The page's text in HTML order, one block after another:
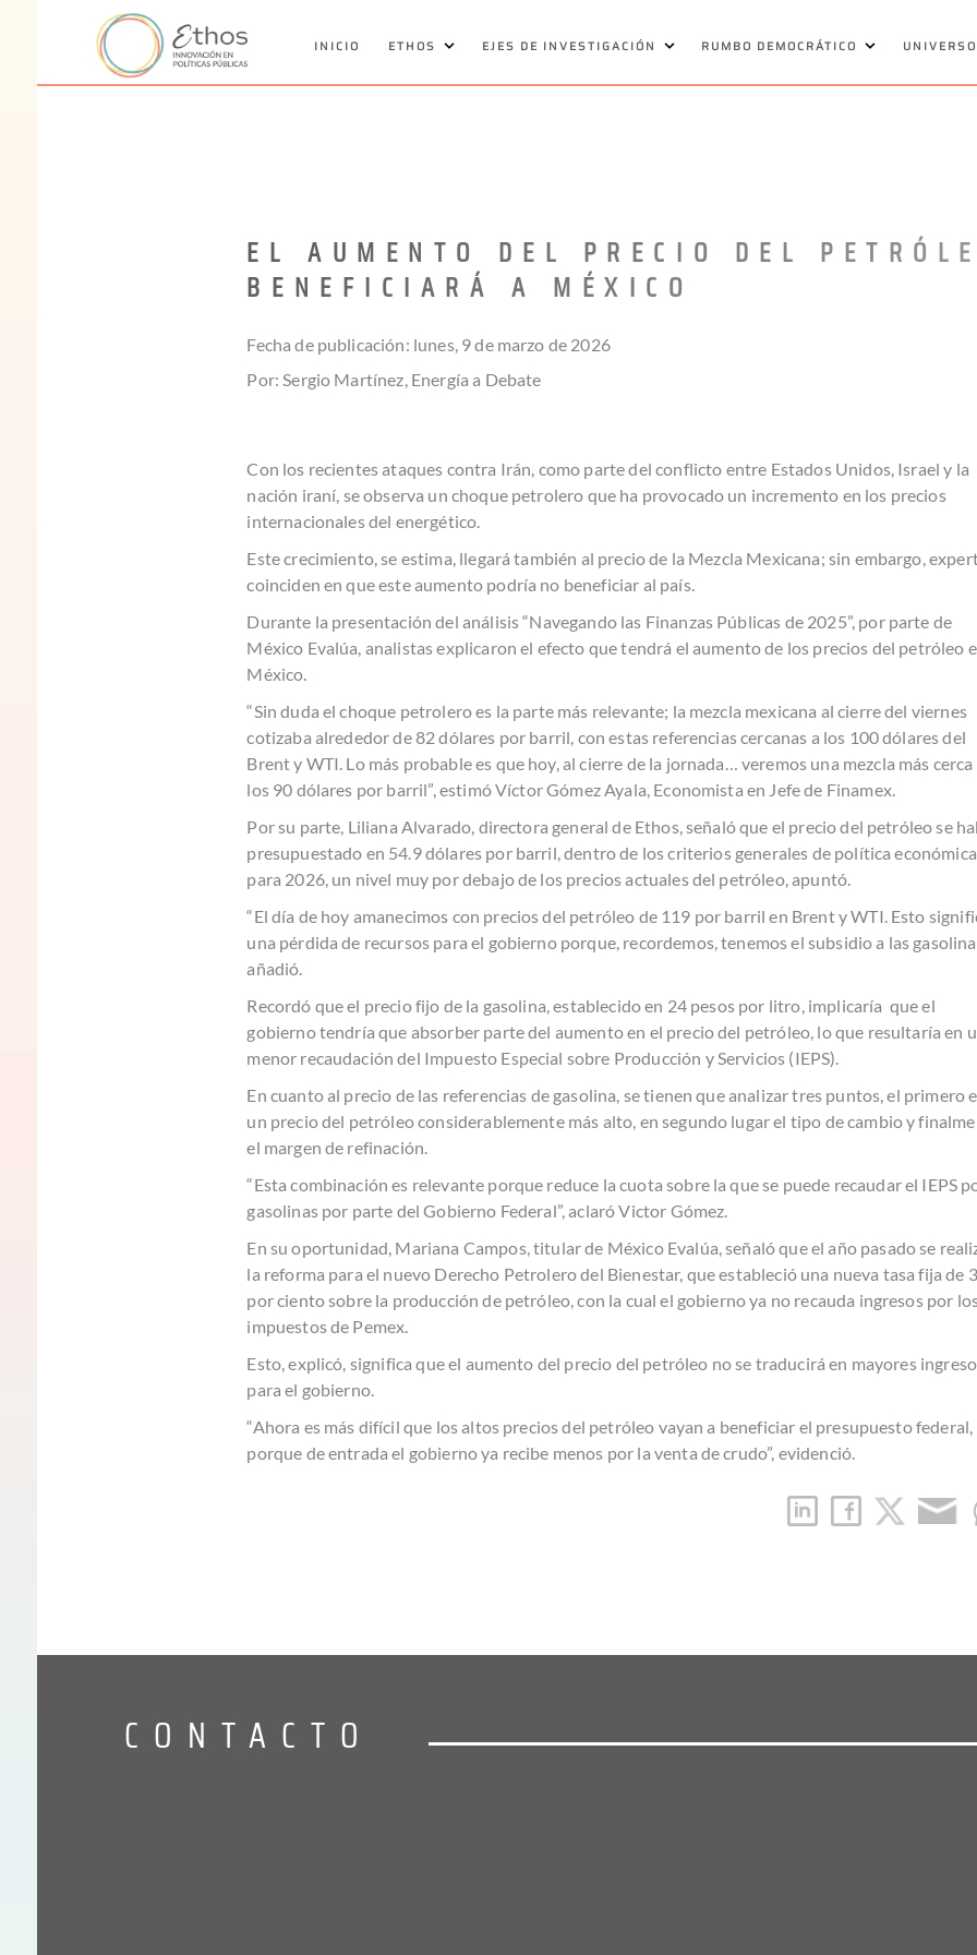
INICIO ETHOS EJES DE INVESTIGACIÓN RUMBO DEMOCRÁTICO
EL AUMENTO DEL PRECIO DEL
BENEFICIARÁ A MÉXICO
Fecha de publicación: lunes, 9 de marzo de 2026
Por: Sergio Martínez, Energía a Debate
Con los recientes ataques contra Irán, como parte del conflicto entre Estados Unidos, Israel y la
nación iraní, se observa un choque petrolero que ha provocado un incremento en los precios
internacionales del energético.
Este crecimiento, se estima, llegará también al precio de la Mezcla Mexicana; sin embargo,
coinciden en que este aumento podría no beneficiar al país.
Durante la presentación del análisis “Navegando las Finanzas Públicas de 2025”, por parte de
México Evalúa, analistas explicaron el efecto que tendrá el aumento de los precios del petróleo
México.
“Sin duda el choque petrolero es la parte más relevante; la mezcla mexicana al cierre del viernes
cotizaba alrededor de 82 dólares por barril, con estas referencias cercanas a los 100 dólares del
Brent y WTI. Lo más probable es que hoy, al cierre de la jornada… veremos una mezcla más cerca
los 90 dólares por barril”, estimó Víctor Gómez Ayala, Economista en Jefe de Finamex.
Por su parte, Liliana Alvarado, directora general de Ethos, señaló que el precio del petróleo se
presupuestado en 54.9 dólares por barril, dentro de los criterios generales de política económica
para 2026, un nivel muy por debajo de los precios actuales del petróleo, apuntó.
“El día de hoy amanecimos con precios del petróleo de 119 por barril en Brent y WTI. Esto
una pérdida de recursos para el gobierno porque, recordemos, tenemos el subsidio a las
añadió.
Recordó que el precio fijo de la gasolina, establecido en 24 pesos por litro, implicaría que el
gobierno tendría que absorber parte del aumento en el precio del petróleo, lo que resultaría en
menor recaudación del Impuesto Especial sobre Producción y Servicios (IEPS).
En cuanto al precio de las referencias de gasolina, se tienen que analizar tres puntos, el primero
un precio del petróleo considerablemente más alto, en segundo lugar el tipo de cambio y
el margen de refinación.
“Esta combinación es relevante porque reduce la cuota sobre la que se puede recaudar el IEPS
gasolinas por parte del Gobierno Federal”, aclaró Victor Gómez.
En su oportunidad, Mariana Campos, titular de México Evalúa, señaló que el año pasado se
la reforma para el nuevo Derecho Petrolero del Bienestar, que estableció una nueva tasa fija de
por ciento sobre la producción de petróleo, con la cual el gobierno ya no recauda ingresos por
impuestos de Pemex.
Esto, explicó, significa que el aumento del precio del petróleo no se traducirá en mayores
para el gobierno.
“Ahora es más difícil que los altos precios del petróleo vayan a beneficiar el presupuesto federal,
porque de entrada el gobierno ya recibe menos por la venta de crudo”, evidenció.
CONTACTO